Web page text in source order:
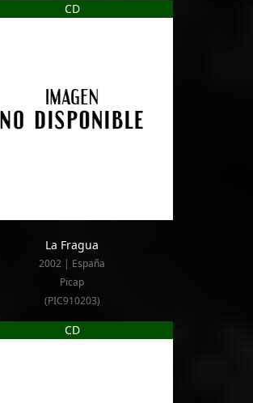
CD
La Fragua
2002 | España
Picap
(PIC910203)
CD